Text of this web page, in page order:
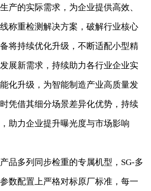
产的实际需求，为企业提供高效、
称重检测解决方案，破解行业核心
将持续优化升级，不断适配小型精
展新需求，持续助力各行业企业实
化升级，为智能制造产业高质量发
凭借其细分场景差异化优势，持续
助力企业提升曝光度与市场影响
品多列同步检重的专属机型，SG-多
数配置上严格对标原厂标准，每一